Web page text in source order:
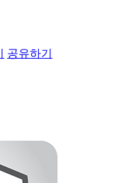
공유하기